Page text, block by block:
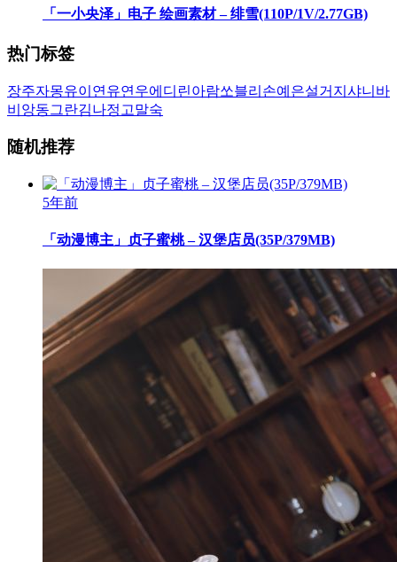
「一小央泽」电子 绘画素材 – 绯雪(110P/1V/2.77GB)
热门标签
장주자몽유이 연유연우에디린아람쏘블리 손예은설거지 샤니 바
비앙동그란김나정 고말숙
随机推荐
5年前
「动漫博主」贞子蜜桃 – 汉堡店员(35P/379MB)